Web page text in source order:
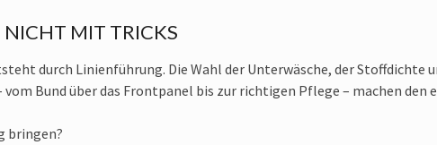
NICHT MIT TRICKS
durch Linienführung. Die Wahl der Unterwäsche, der Stoffdichte
Bund über das Frontpanel bis zur richtigen Pflege – machen den
bringen?